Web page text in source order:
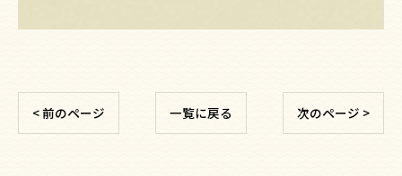
< 前のページ 一覧に戻る 次のページ >